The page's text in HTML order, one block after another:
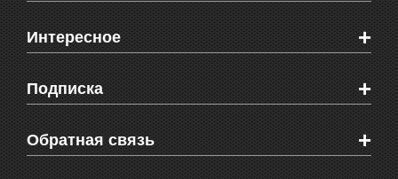
Новости Феодосии
Новости Крыма
Мировые новости
Объявления
Здоровье
СМС мнения читателей
Интересное +
Видео о Феодосии
Веб-камеры Феодосии
Блоги феодосийцев
Школы Феодосии
Подписка +
Печатная версия газеты "Кафа"
RSS
Обратная связь +
Рекламодателям